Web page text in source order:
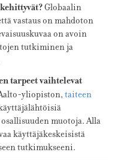
Globaalin
vastaus on mahdoton
on avoin
tutkiminen ja
tarpeet vaihtelevat
yliopiston, taiteen
muotoja. Alla
käyttäjäkeskeisistä
tutkimukseeni.